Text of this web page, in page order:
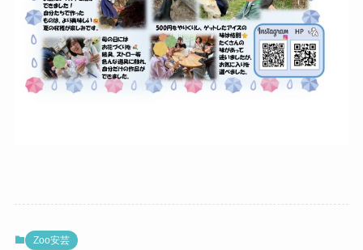
Zoo安芸